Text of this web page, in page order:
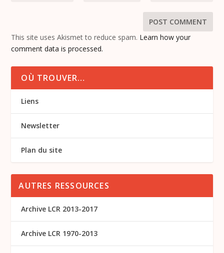
This site uses Akismet to reduce spam. Learn how your
comment data is processed.
OÙ TROUVER…
Liens
Newsletter
Plan du site
AUTRES RESSOURCES
Archive LCR 2013-2017
Archive LCR 1970-2013